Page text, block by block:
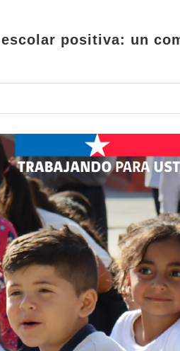
positiva: un